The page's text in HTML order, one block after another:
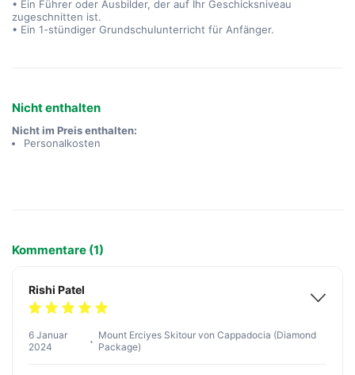
• Ein Führer oder Ausbilder, der auf Ihr Geschicksniveau
zugeschnitten ist.
• Ein 1-stündiger Grundschulunterricht für Anfänger.
Nicht enthalten
Nicht im Preis enthalten:
Personalkosten
Kommentare (1)
Rishi Patel
6 Januar
2024
Mount Erciyes Skitour von Cappadocia (Diamond
Package)